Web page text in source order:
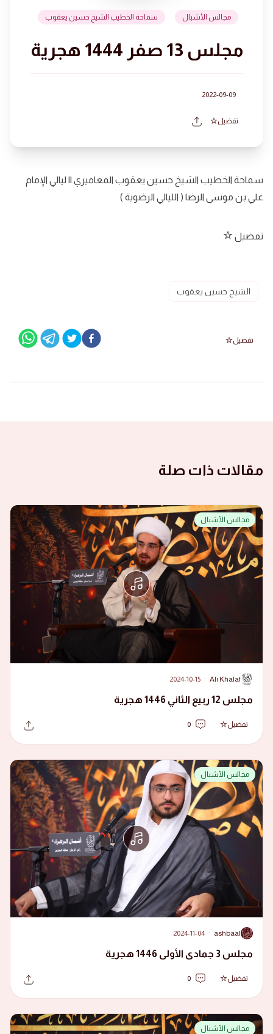
مجالس الأشبال سماحة الخطيب الشيخ حسين يعقوب
مجلس 13 صفر 1444 هجرية
2022-09-09
تفضيل
سماحة الخطيب الشيخ حسين يعقوب المعاميري || ليالي الإمام
علي بن موسى الرضا ( الليالي الرضوية )
تفضيل
الشيخ حسين يعقوب
تفضيل
مقالات ذات صلة
مجالس الأشبال
A
Ali Khalaf
·
2024-10-15
مجلس 12 ربيع الثاني 1446 هجرية
تفضيل 0
مجالس الأشبال
A
ashbaal
·
2024-11-04
مجلس 3 جمادى الأولى 1446 هجرية
تفضيل 0
مجالس الأشبال